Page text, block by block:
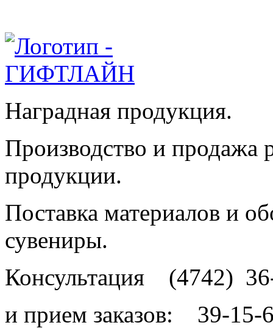
Наградная продукция.
Производство и продажа
продукции.
Поставка материалов и
сувениры.
Консультация (4742)
и прием заказов: 39-15-